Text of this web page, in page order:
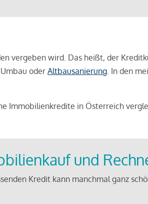
vergeben wird. Das heißt, der
oder Altbausanierung. In den
Immobilienkredite in Österreich
und
Kredit kann manchmal ganz